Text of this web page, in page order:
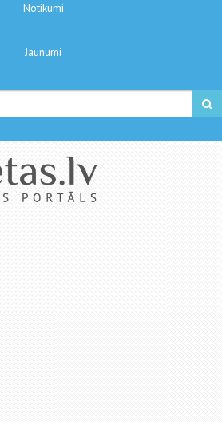
Notikumi
Jaunumi